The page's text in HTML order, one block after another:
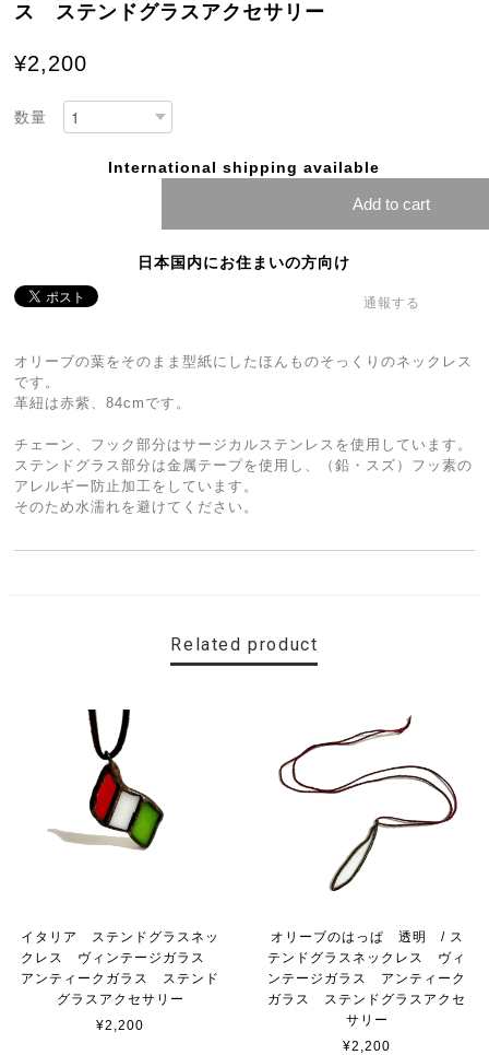
ス ステンドグラスアクセサリー
¥2,200
数量
International shipping available
Add to cart
日本国内にお住まいの方向け
通報する
オリーブの葉をそのまま型紙にしたほんものそっくりのネックレス
です。
革紐は赤紫、84cmです。
チェーン、フック部分はサージカルステンレスを使用しています。
ステンドグラス部分は金属テープを使用し、（鉛・スズ）フッ素の
アレルギー防止加工をしています。
そのため水濡れを避けてください。
Related product
イタリア ステンドグラスネッ
クレス ヴィンテージガラス
アンティークガラス ステンド
グラスアクセサリー
¥2,200
オリーブのはっぱ 透明 / ス
テンドグラスネックレス ヴィ
ンテージガラス アンティーク
ガラス ステンドグラスアクセ
サリー
¥2,200